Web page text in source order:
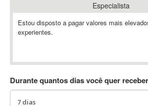
Ableton Push
Abstract
AC3
Especialista
Estou disposto a pagar valores mais
experientes.
Durante quantos dias você quer